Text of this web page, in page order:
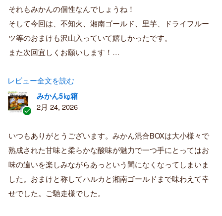
者
それもみかんの個性なんでしょうね！
そして今回は、不知火、湘南ゴールド、里芋、ドライフルー
ツ等のおまけも沢山入っていて嬉しかったです。
また次回宜しくお願いします！…
レビュー全文を読む
証
済
み
購
者
みかん5㎏箱
2月 24, 2026
いつもありがとうございます。みかん混合BOXは大小様々で
熟成された甘味と柔らかな酸味が魅力で一つ手にとってはお
味の違いを楽しみながらあっという間になくなってしまいま
した。おまけと称してハルカと湘南ゴールドまで味わえて幸
せでした。ご馳走様でした。